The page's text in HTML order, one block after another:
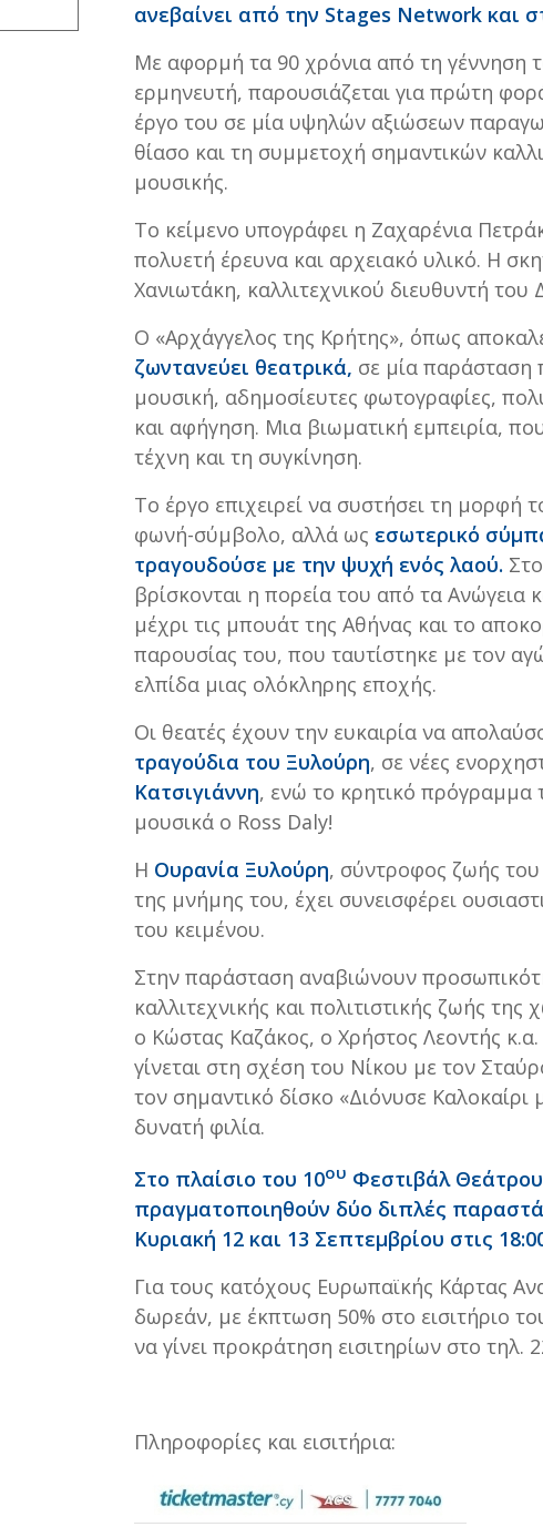
ανεβαίνει από την Stages Network και
Με αφορμή τα 90 χρόνια από τη γέννηση
ερμηνευτή, παρουσιάζεται για πρώτη
έργο του σε μία υψηλών αξιώσεων
θίασο και τη συμμετοχή σημαντικών
μουσικής.
Το κείμενο υπογράφει η Ζαχαρένια
πολυετή έρευνα και αρχειακό υλικό. Η
Χανιωτάκη, καλλιτεχνικού διευθυντή
Ο «Αρχάγγελος της Κρήτης», όπως
ζωντανεύει θεατρικά, σε μία παράσταση
μουσική, αδημοσίευτες φωτογραφίες,
και αφήγηση. Μια βιωματική εμπειρία,
τέχνη και τη συγκίνηση.
Το έργο επιχειρεί να συστήσει τη μορφή
φωνή-σύμβολο, αλλά ως εσωτερικό
τραγουδούσε με την ψυχή ενός λαού.
βρίσκονται η πορεία του από τα Ανώγεια
μέχρι τις μπουάτ της Αθήνας και το
παρουσίας του, που ταυτίστηκε με τον
ελπίδα μιας ολόκληρης εποχής.
Οι θεατές έχουν την ευκαιρία να
τραγούδια του Ξυλούρη, σε νέες
Κατσιγιάννη, ενώ το κρητικό πρόγραμμα
μουσικά ο Ross Daly!
Η Ουρανία Ξυλούρη, σύντροφος ζωής
της μνήμης του, έχει συνεισφέρει
του κειμένου.
Στην παράσταση αναβιώνουν
καλλιτεχνικής και πολιτιστικής ζωής
ο Κώστας Καζάκος, ο Χρήστος Λεοντής κ.α.
γίνεται στη σχέση του Νίκου με τον
τον σημαντικό δίσκο «Διόνυσε Καλοκαίρι
δυνατή φιλία.
Στο πλαίσιο του 10ου Φεστιβάλ
πραγματοποιηθούν δύο διπλές
Κυριακή 12 και 13 Σεπτεμβρίου στις
Για τους κατόχους Ευρωπαϊκής Κάρτας
δωρεάν, με έκπτωση 50% στο εισιτήριο
να γίνει προκράτηση εισιτηρίων στο τηλ.
Πληροφορίες και εισιτήρια: